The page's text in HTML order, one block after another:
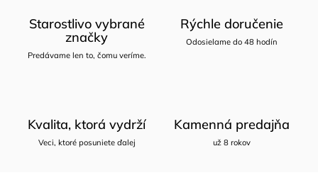
Starostlivo vybrané
značky
Predávame len to, čomu veríme.
Rýchle doručenie
Odosielame do 48 hodín
Kvalita, ktorá vydrží
Veci, ktoré posuniete ďalej
Kamenná predajňa
už 8 rokov